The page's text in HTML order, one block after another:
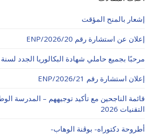
ميثاق الأداب والأخلاقيات الجامعية
إشعار بالمنح المؤقت
إعلان عن استشارة رقم 20/ENP/2026
مرحبًا بجميع حاملي شهادة البكالوريا الجدد لسنة 2026
إعلان استشارة رقم 21/ENP/2026
قائمة الناجحين مع تأكيد توجيههم – المدرسة
التقنيات 2026
أطروحة دكتوراه- بوڨنة الوهاب-